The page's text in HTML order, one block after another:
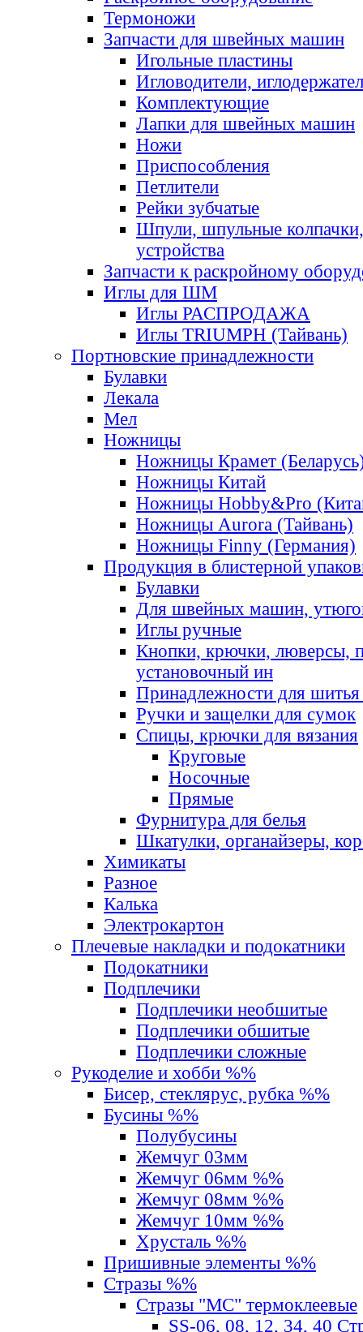
Термоножи
Запчасти для швейных машин
Игольные пластины
Игловодители,
Комплектующие
Лапки для швейных машин
Ножи
Приспособления
Петлители
Рейки зубчатые
Шпули, шпульные
устройства
Запчасти к раскройному
Иглы для ШМ
Иглы РАСПРОДАЖА
Иглы TRIUMPH (Тайвань)
Портновские принадлежности
Булавки
Лекала
Мел
Ножницы
Ножницы Крамет
Ножницы Китай
Ножницы Hobby&Pro
Ножницы Aurora (Тайвань)
Ножницы Finny (Германия)
Продукция в блистерной
Булавки
Для швейных машин,
Иглы ручные
Кнопки, крючки, люверсы,
установочный ин
Принадлежности для шитья
Ручки и защелки для сумок
Спицы, крючки для вязания
Круговые
Носочные
Прямые
Фурнитура для белья
Шкатулки, органайзеры,
Химикаты
Разное
Калька
Электрокартон
Плечевые накладки и подокатники
Подокатники
Подплечики
Подплечики необшитые
Подплечики обшитые
Подплечики сложные
Рукоделие и хобби %%
Бисер, стеклярус, рубка %%
Бусины %%
Полубусины
Жемчуг 03мм
Жемчуг 06мм %%
Жемчуг 08мм %%
Жемчуг 10мм %%
Хрусталь %%
Пришивные элементы %%
Стразы %%
Стразы "MС" термоклеевые
SS-06, 08, 12, 34, 40